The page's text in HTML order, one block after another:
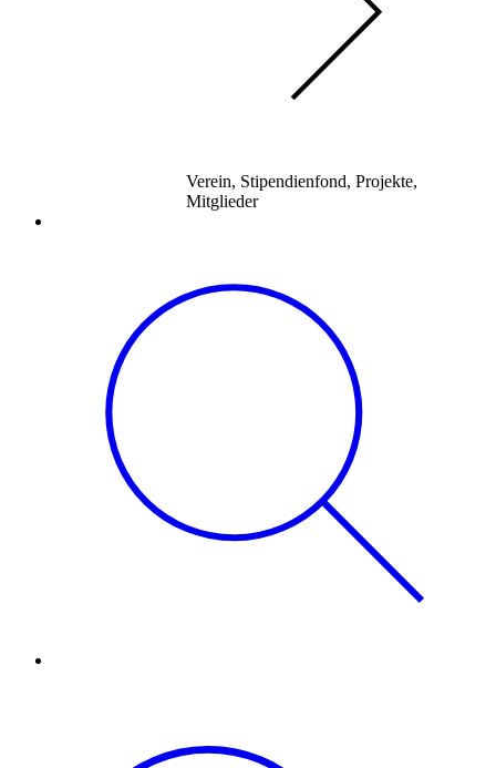
Verein, Stipendienfond, Projekte,
Mitglieder